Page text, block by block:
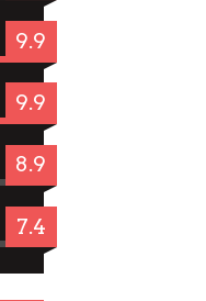
9.9
9.9
8.9
7.4